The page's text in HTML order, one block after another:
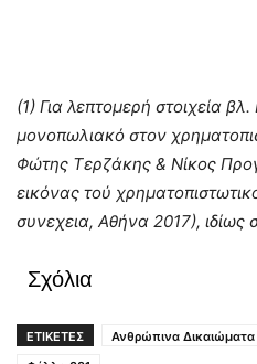
(1) Για λεπτομερή στοιχεία
μονοπωλιακό στον
Φώτης Τερζάκης & Νίκος
εικόνας τού
συνεχεια, Αθήνα 2017), ιδίως
Σχόλια
ΕΤΙΚΕΤΕΣ Ανθρώπινα Δικαιώματα